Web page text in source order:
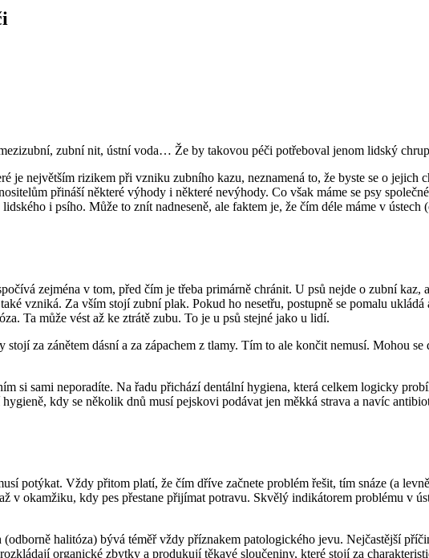
zubní nit, ústní voda… Že by takovou péči potřeboval jenom lidský
je největším rizikem při vzniku zubního kazu, neznamená to, že byste se o jejich
přináší některé výhody i některé nevýhody. Co však máme se psy
i psího. Může to znít nadneseně, ale faktem je, že čím déle máme v ústech
zejména v tom, před čím je třeba primárně chránit. U psů nejde o zubní kaz,
vzniká. Za vším stojí zubní plak. Pokud ho nesetřu, postupně se pomalu ukládá
Ta může vést až ke ztrátě zubu. To je u psů stejné jako u lidí.
za zánětem dásní a za zápachem z tlamy. Tím to ale končit nemusí. Mohou se
si sami neporadíte. Na řadu přichází dentální hygiena, která celkem logicky
kdy se několik dnů musí pejskovi podávat jen měkká strava a navíc
potýkat. Vždy přitom platí, že čím dříve začnete problém řešit, tím snáze (a
v okamžiku, kdy pes přestane přijímat potravu. Skvělý indikátorem problému v
halitóza) bývá téměř vždy příznakem patologického jevu. Nejčastější
organické zbytky a produkují těkavé sloučeniny, které stojí za